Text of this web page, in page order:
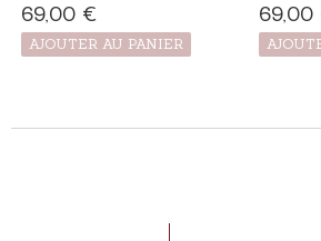
69,00 €
options
AJOUTER AU PANIER
69,00